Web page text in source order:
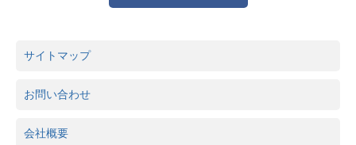
サイトマップ
お問い合わせ
会社概要